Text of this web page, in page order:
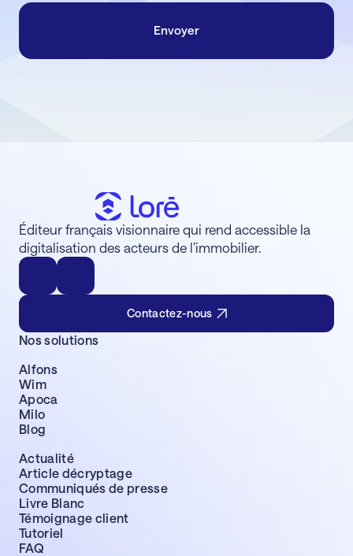
Éditeur français visionnaire qui rend accessible la
digitalisation des acteurs de l’immobilier.
Contactez-nous
Nos solutions
Alfons
Wim
Apoca
Milo
Blog
Actualité
Article décryptage
Communiqués de presse
Livre Blanc
Témoignage client
Tutoriel
FAQ